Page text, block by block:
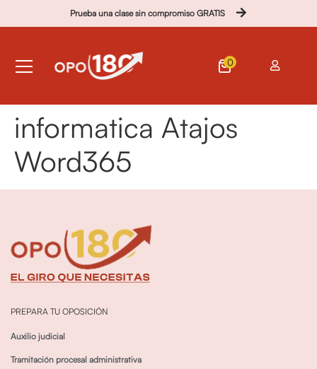
Prueba una clase sin compromiso GRATIS
0
informatica Atajos
Word365
PREPARA TU OPOSICIÓN
Auxilio judicial
Tramitación procesal administrativa